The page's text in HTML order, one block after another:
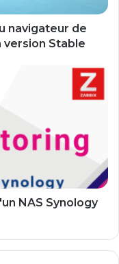
navigateur de
Stable
NAS Synology